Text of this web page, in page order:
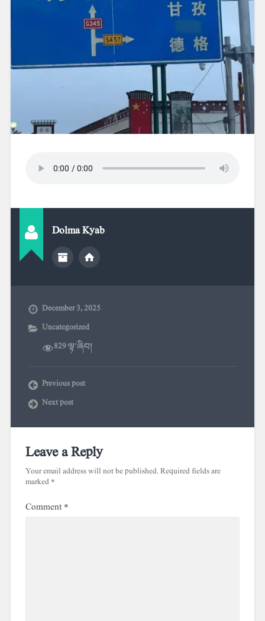
Dolma Kyab
December 3, 2025
Uncategorized
829 ལྟ་ཞིབ།
Previous post
Next post
Leave a Reply
Your email address will not be published.Required fields are
marked*
Comment*